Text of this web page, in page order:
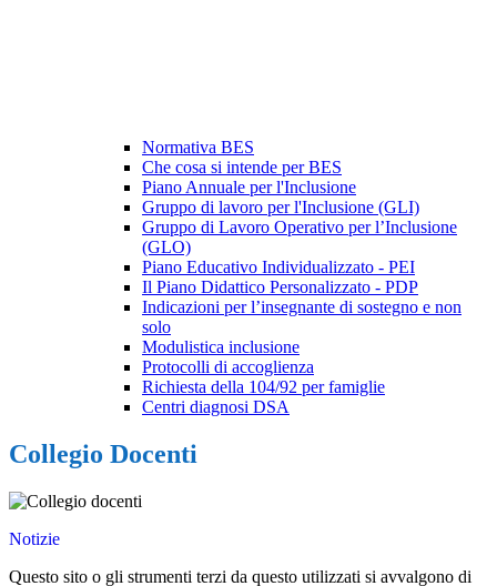
Normativa BES
Che cosa si intende per BES
Piano Annuale per l'Inclusione
Gruppo di lavoro per l'Inclusione (GLI)
Gruppo di Lavoro Operativo per l’Inclusione
(GLO)
Piano Educativo Individualizzato - PEI
Il Piano Didattico Personalizzato - PDP
Indicazioni per l’insegnante di sostegno e non
solo
Modulistica inclusione
Protocolli di accoglienza
Richiesta della 104/92 per famiglie
Centri diagnosi DSA
Collegio Docenti
Notizie
Questo sito o gli strumenti terzi da questo utilizzati si avvalgono di